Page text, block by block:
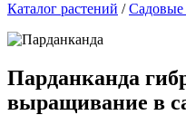
Каталог растений /Садовые
Парданканда
выращивание в